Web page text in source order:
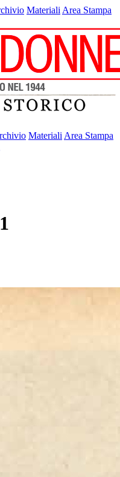
Materiali Area Stampa
Materiali Area Stampa